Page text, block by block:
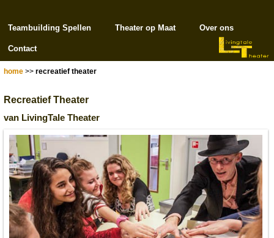
Teambuilding Spellen Theater op Maat Over ons
Contact
home >> recreatief theater
Recreatief Theater
van LivingTale Theater